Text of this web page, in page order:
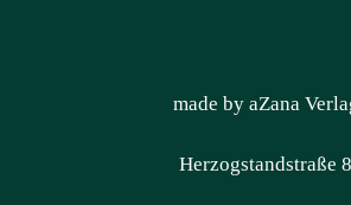
made by aZana
Herzogstandstraße 8